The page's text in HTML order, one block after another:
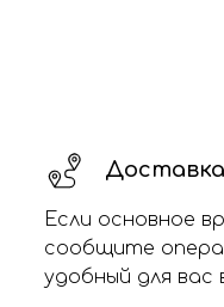
Доставка
Если основное
сообщите
удобный для вас